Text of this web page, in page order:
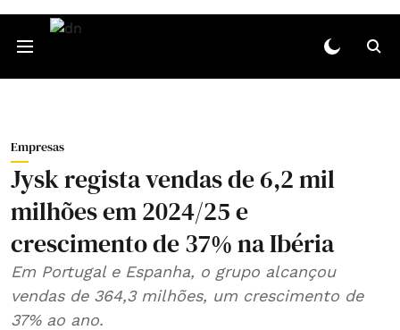
Empresas
Jysk regista vendas de 6,2 mil
milhões em 2024/25 e
crescimento de 37% na Ibéria
Em Portugal e Espanha, o grupo alcançou
vendas de 364,3 milhões, um crescimento de
37% ao ano.